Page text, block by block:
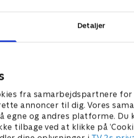
Detaljer
fra samarbejdspartnere
annoncer til dig. Vores
og andres platforme. Du
tilbage ved at klikke på
Rocky og
hjælper Travis med
Hertugen